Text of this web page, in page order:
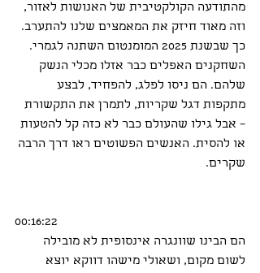
מהתודעה הקולקטיבית של האנושות לאזור,
וזה מאוד חיזק את המאמצים שלנו להתערב.
כך שבשנת 2025 המומנטום השתנה לגמרי.
השחקנים האפלים כבר אזלו מכלי הנשק
שלהם. הם ניסו לפלג, להפחיד, לבצע
מתקפות דגל שקריות, לתמרן את התקשורת
– אבל גילו שהעולם כבר לא כזה קל להטעות
או להסית. האנשים הפשוטים ראו דרך הרבה
שקרים.
00:16:22
הם הבינו שוונגרה אינסופית לא מובילה
לשום מקום, ושאולי מישהו דווקא יוצא